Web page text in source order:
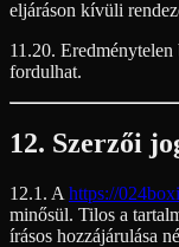
eljáráson kívüli
11.20. Eredménytelen
fordulhat.
12. Szerzői
12.1. A https://
minősül. Tilos a
írásos hozzájárulása